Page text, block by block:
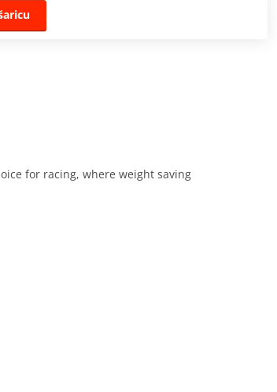
for racing, where weight saving